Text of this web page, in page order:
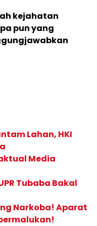
kejahatan
pun yang
Lahan, HKI
Media
Tubaba Bakal
Narkoba! Aparat